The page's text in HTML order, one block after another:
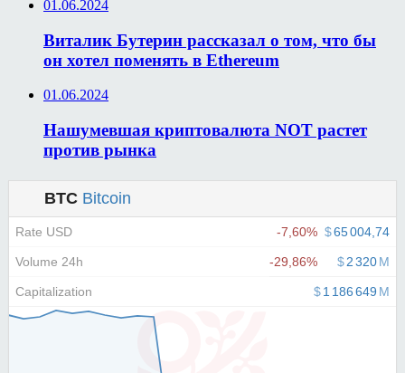
01.06.2024
Виталик Бутерин рассказал о том, что бы
он хотел поменять в Ethereum
01.06.2024
Нашумевшая криптовалюта NOT растет
против рынка